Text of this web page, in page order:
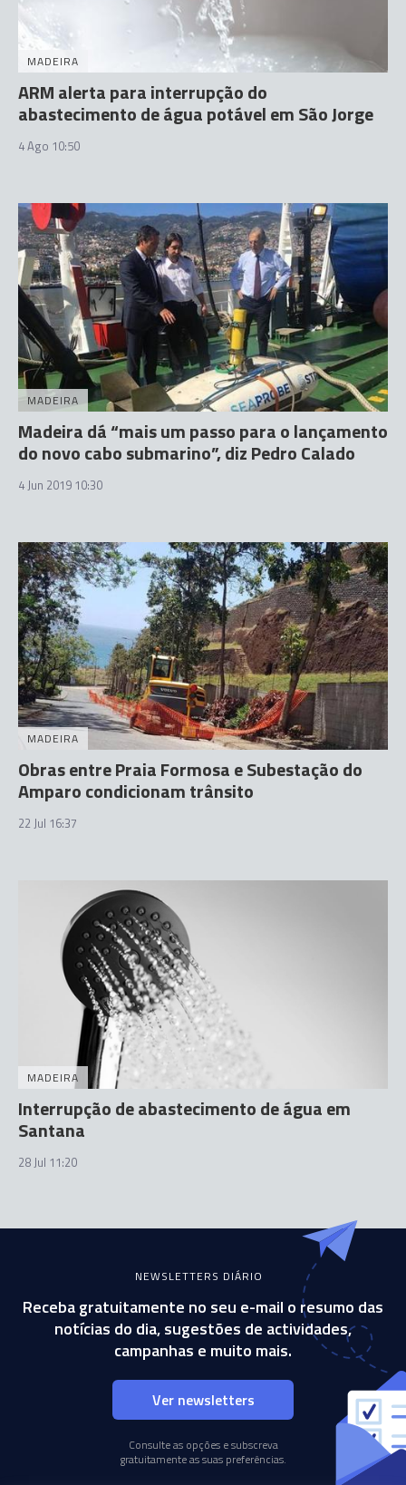
MADEIRA
ARM alerta para interrupção do
abastecimento de água potável em São Jorge
4 Ago 10:50
MADEIRA
Madeira dá “mais um passo para o lançamento
do novo cabo submarino”, diz Pedro Calado
4 Jun 2019 10:30
MADEIRA
Obras entre Praia Formosa e Subestação do
Amparo condicionam trânsito
22 Jul 16:37
MADEIRA
Interrupção de abastecimento de água em
Santana
28 Jul 11:20
NEWSLETTERS DIÁRIO
Receba gratuitamente no seu e-mail o resumo das
notícias do dia, sugestões de actividades,
campanhas e muito mais.
Ver newsletters
Consulte as opções e subscreva
gratuitamente as suas preferências.